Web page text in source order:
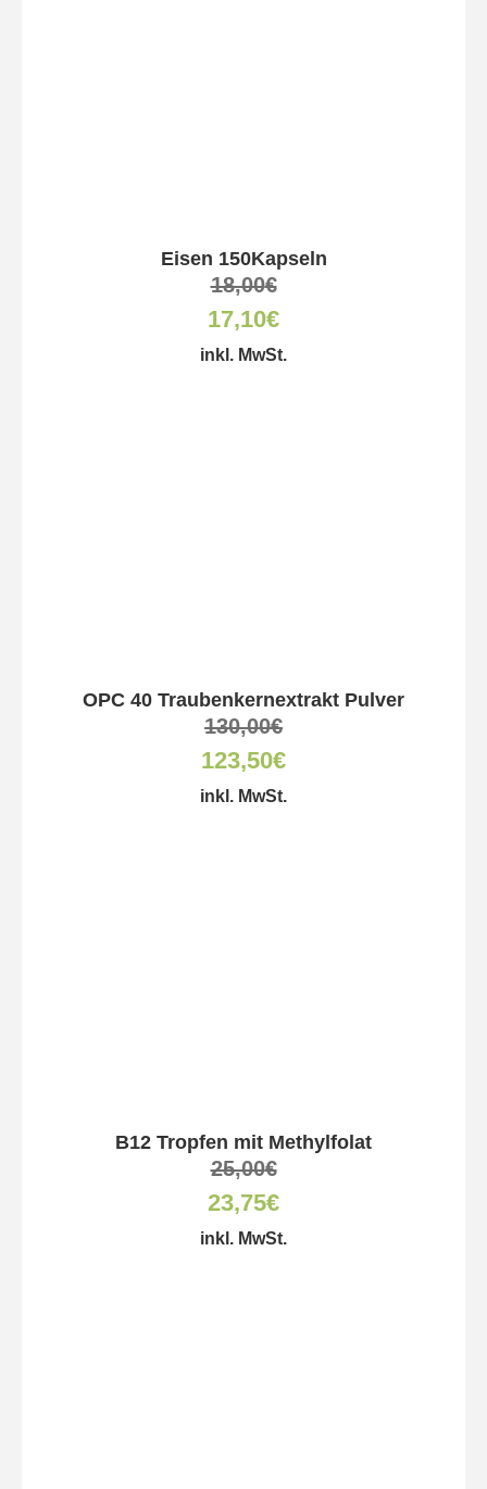
Eisen 150Kapseln
18,00€
17,10€
inkl. MwSt.
OPC 40 Traubenkernextrakt Pulver
130,00€
123,50€
inkl. MwSt.
B12 Tropfen mit Methylfolat
25,00€
23,75€
inkl. MwSt.